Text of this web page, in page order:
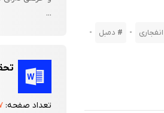
- دمبل -
...
تعداد صفحه: